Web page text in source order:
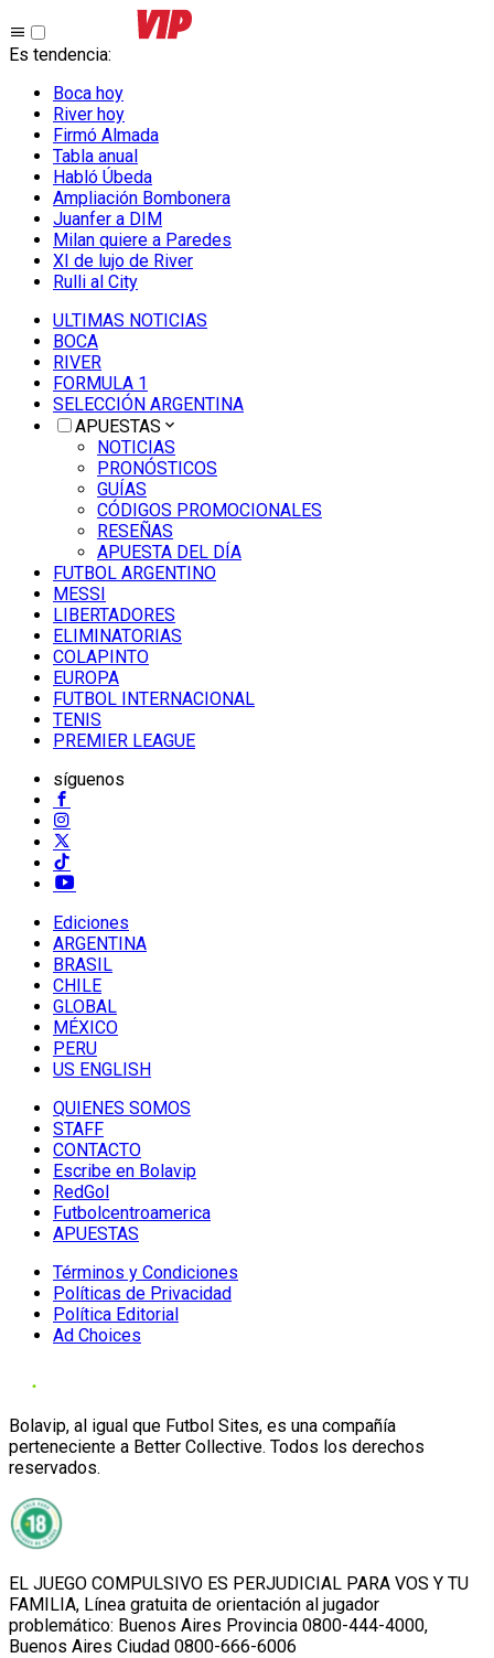
Es tendencia:
Boca hoy
River hoy
Firmó Almada
Tabla anual
Habló Úbeda
Ampliación Bombonera
Juanfer a DIM
Milan quiere a Paredes
XI de lujo de River
Rulli al City
ULTIMAS NOTICIAS
BOCA
RIVER
FORMULA 1
SELECCIÓN ARGENTINA
APUESTAS
NOTICIAS
PRONÓSTICOS
GUÍAS
CÓDIGOS PROMOCIONALES
RESEÑAS
APUESTA DEL DÍA
FUTBOL ARGENTINO
MESSI
LIBERTADORES
ELIMINATORIAS
COLAPINTO
EUROPA
FUTBOL INTERNACIONAL
TENIS
PREMIER LEAGUE
síguenos
Ediciones
ARGENTINA
BRASIL
CHILE
GLOBAL
MÉXICO
PERU
US ENGLISH
QUIENES SOMOS
STAFF
CONTACTO
Escribe en Bolavip
RedGol
Futbolcentroamerica
APUESTAS
Términos y Condiciones
Políticas de Privacidad
Política Editorial
Ad Choices
Bolavip, al igual que Futbol Sites, es una compañía
perteneciente a Better Collective. Todos los derechos
reservados.
EL JUEGO COMPULSIVO ES PERJUDICIAL PARA VOS Y TU
FAMILIA, Línea gratuita de orientación al jugador
problemático: Buenos Aires Provincia 0800-444-4000,
Buenos Aires Ciudad 0800-666-6006